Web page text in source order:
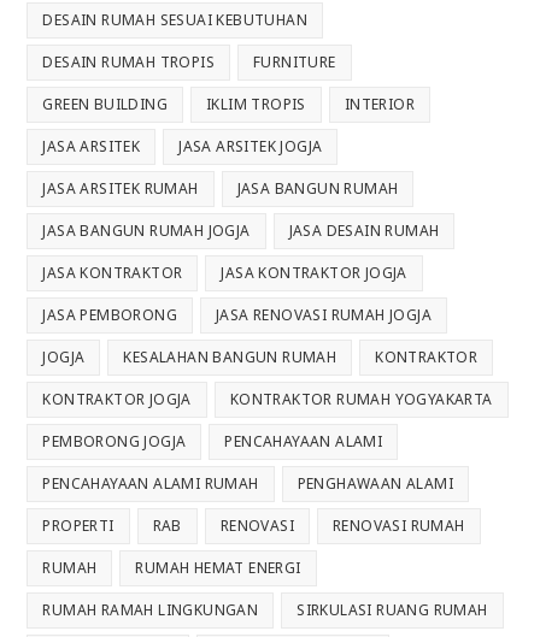
DESAIN RUMAH SESUAI KEBUTUHAN
DESAIN RUMAH TROPIS FURNITURE
GREEN BUILDING IKLIM TROPIS INTERIOR
JASA ARSITEK JASA ARSITEK JOGJA
JASA ARSITEK RUMAH JASA BANGUN RUMAH
JASA BANGUN RUMAH JOGJA JASA DESAIN RUMAH
JASA KONTRAKTOR JASA KONTRAKTOR JOGJA
JASA PEMBORONG JASA RENOVASI RUMAH JOGJA
JOGJA KESALAHAN BANGUN RUMAH KONTRAKTOR
KONTRAKTOR JOGJA KONTRAKTOR RUMAH YOGYAKARTA
PEMBORONG JOGJA PENCAHAYAAN ALAMI
PENCAHAYAAN ALAMI RUMAH PENGHAWAAN ALAMI
PROPERTI RAB RENOVASI RENOVASI RUMAH
RUMAH RUMAH HEMAT ENERGI
RUMAH RAMAH LINGKUNGAN SIRKULASI RUANG RUMAH